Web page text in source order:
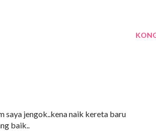
saya jengok..kena naik kereta baru
baik..